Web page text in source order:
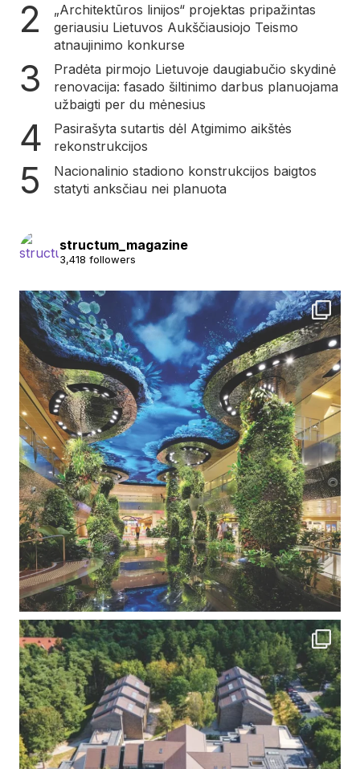
„Architektūros linijos“ projektas pripažintas
geriausiu Lietuvos Aukščiausiojo Teismo
atnaujinimo konkurse
Pradėta pirmojo Lietuvoje daugiabučio skydinė
renovacija: fasado šiltinimo darbus planuojama
užbaigti per du mėnesius
Pasirašyta sutartis dėl Atgimimo aikštės
rekonstrukcijos
Nacionalinio stadiono konstrukcijos baigtos
statyti anksčiau nei planuota
structum_magazine
3,418 followers